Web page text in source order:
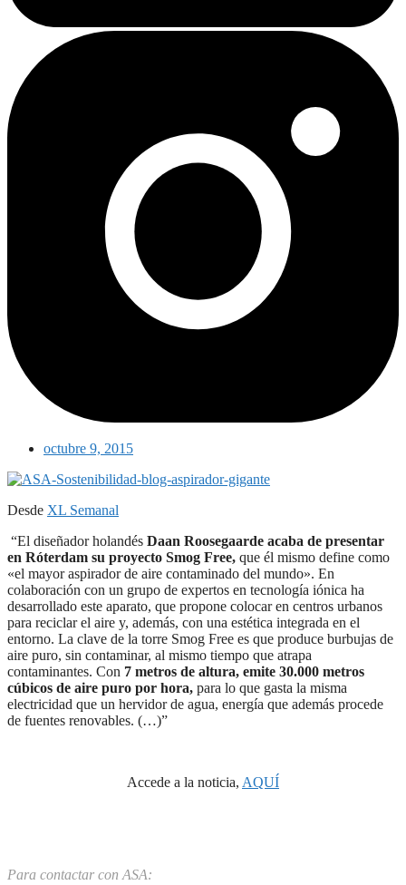
octubre 9, 2015
Desde XL Semanal
“El diseñador holandés Daan Roosegaarde acaba de presentar
en Róterdam su proyecto Smog Free, que él mismo define como
«el mayor aspirador de aire contaminado del mundo». En
colaboración con un grupo de expertos en tecnología iónica ha
desarrollado este aparato, que propone colocar en centros urbanos
para reciclar el aire y, además, con una estética integrada en el
entorno. La clave de la torre Smog Free es que produce burbujas de
aire puro, sin contaminar, al mismo tiempo que atrapa
contaminantes. Con 7 metros de altura, emite 30.000 metros
cúbicos de aire puro por hora, para lo que gasta la misma
electricidad que un hervidor de agua, energía que además procede
de fuentes renovables. (…)”
Accede a la noticia, AQUÍ
Para contactar con ASA: